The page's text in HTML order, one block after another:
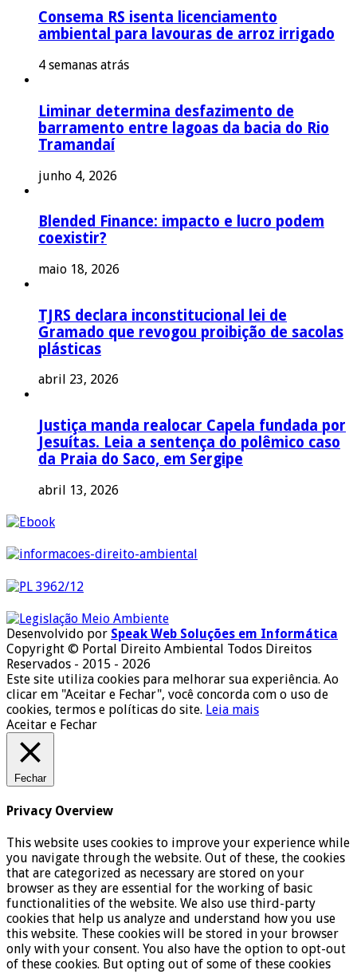
Consema RS isenta licenciamento
ambiental para lavouras de arroz irrigado
4 semanas atrás
Liminar determina desfazimento de
barramento entre lagoas da bacia do Rio
Tramandaí
junho 4, 2026
Blended Finance: impacto e lucro podem
coexistir?
maio 18, 2026
TJRS declara inconstitucional lei de
Gramado que revogou proibição de sacolas
plásticas
abril 23, 2026
Justiça manda realocar Capela fundada por
Jesuítas. Leia a sentença do polêmico caso
da Praia do Saco, em Sergipe
abril 13, 2026
Desenvolvido por Speak Web Soluções em Informática
Copyright © Portal Direito Ambiental Todos Direitos
Reservados - 2015 - 2026
Este site utiliza cookies para melhorar sua experiência. Ao
clicar em "Aceitar e Fechar", você concorda com o uso de
cookies, termos e políticas do site. Leia mais
Aceitar e Fechar
Fechar
Privacy Overview
This website uses cookies to improve your experience while
you navigate through the website. Out of these, the cookies
that are categorized as necessary are stored on your
browser as they are essential for the working of basic
functionalities of the website. We also use third-party
cookies that help us analyze and understand how you use
this website. These cookies will be stored in your browser
only with your consent. You also have the option to opt-out
of these cookies. But opting out of some of these cookies